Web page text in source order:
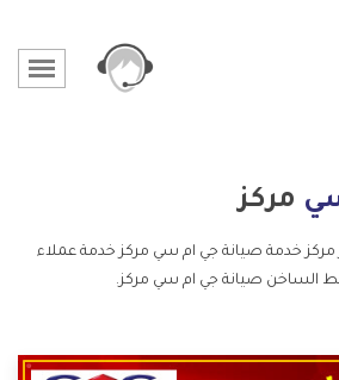
مركز
مركز خدمة صيانة جي ام سي مركز خدمة عملاء
الساخن صيانة جي ام سي مركز.